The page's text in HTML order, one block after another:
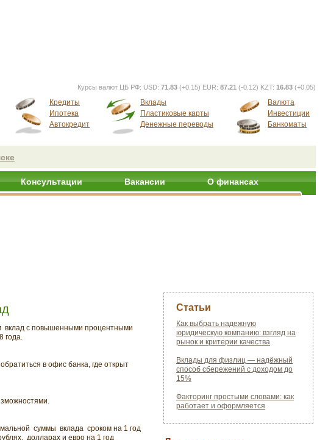
Курсы валют ЦБ РФ: USD: 71.83 (+0.15) EUR: 87.21 (-0.12) KZT: 16.83 (+0.05)
Кредиты
Ипотека
Автокредит
Вклады
Пластиковые карты
Денежные переводы
Валюта
Инвестиции
Банкоматы
Консультации Вакансии О финансах
вклад с повышенными процентными
года.
в офис банка, где открыт
суммы вклада сроком на 1 год
долларах и евро на 1 год
Статьи
Как выбрать надежную
юридическую компанию: взгляд на
рынок и критерии качества
Вклады для физлиц — надёжный
способ сбережений с доходом до
15%
Факторинг простыми словами: как
работает и оформляется